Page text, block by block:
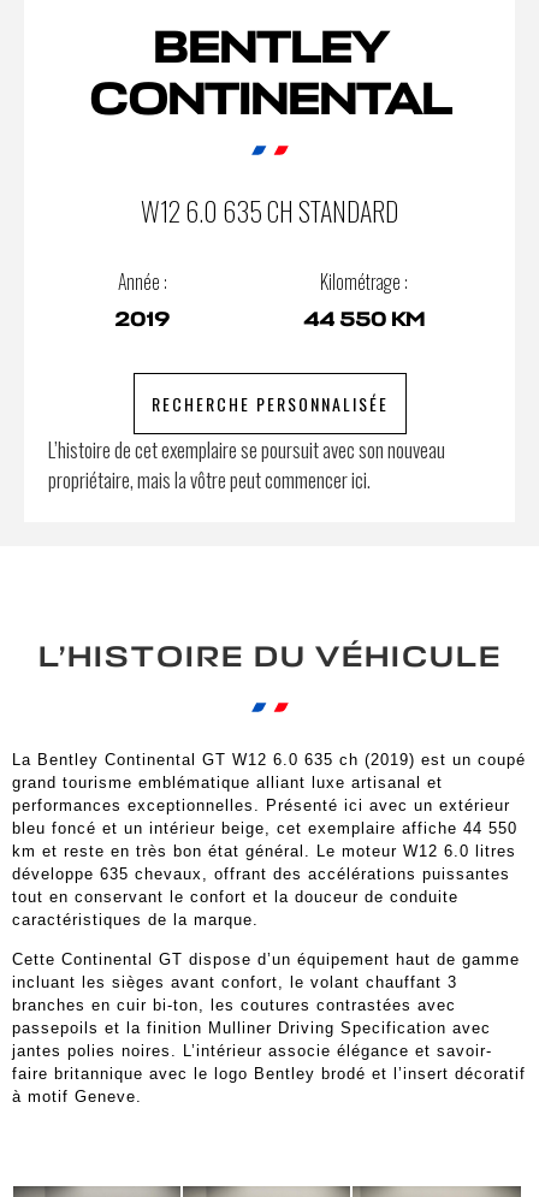
BENTLEY
CONTINENTAL
W12 6.0 635 CH STANDARD
Année :
2019
Kilométrage :
44 550 KM
RECHERCHE PERSONNALISÉE
L’histoire de cet exemplaire se poursuit avec son nouveau
propriétaire, mais la vôtre peut commencer ici.
L’HISTOIRE DU VÉHICULE
La Bentley Continental GT W12 6.0 635 ch (2019) est un coupé
grand tourisme emblématique alliant luxe artisanal et
performances exceptionnelles. Présenté ici avec un extérieur
bleu foncé et un intérieur beige, cet exemplaire affiche 44 550
km et reste en très bon état général. Le moteur W12 6.0 litres
développe 635 chevaux, offrant des accélérations puissantes
tout en conservant le confort et la douceur de conduite
caractéristiques de la marque.
Cette Continental GT dispose d’un équipement haut de gamme
incluant les sièges avant confort, le volant chauffant 3
branches en cuir bi-ton, les coutures contrastées avec
passepoils et la finition Mulliner Driving Specification avec
jantes polies noires. L’intérieur associe élégance et savoir-
faire britannique avec le logo Bentley brodé et l’insert décoratif
à motif Geneve.